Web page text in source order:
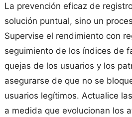
La prevención eficaz de
solución puntual, sino un
Supervise el rendimiento con
seguimiento de los índices de
quejas de los usuarios y los
asegurarse de que no se
usuarios legítimos. Actualice
a medida que evolucionan los